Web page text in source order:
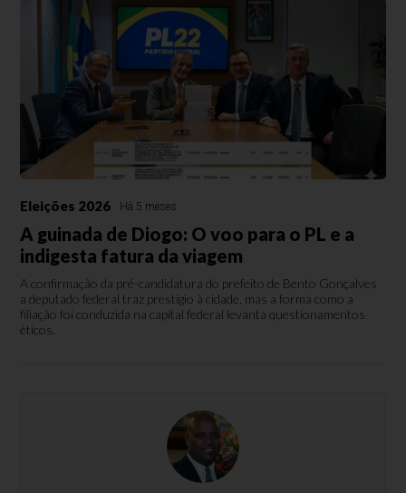
Eleições 2026 Há 5 meses
A guinada de Diogo: O voo para o PL e a
indigesta fatura da viagem
A confirmação da pré-candidatura do prefeito de Bento Gonçalves
a deputado federal traz prestígio à cidade, mas a forma como a
filiação foi conduzida na capital federal levanta questionamentos
éticos.